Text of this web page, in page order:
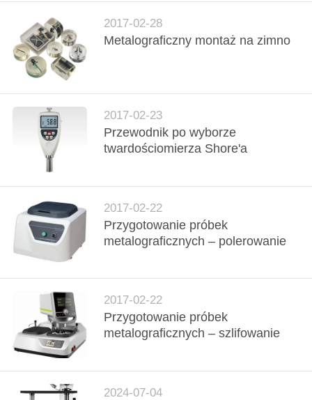
SITEMAP
PRIVACY
POLICY
2017-02-28
Metalograficzny montaż na zimno
2017-02-23
Przewodnik po wyborze
twardościomierza Shore'a
2017-02-22
Przygotowanie próbek
metalograficznych – polerowanie
2017-02-22
Przygotowanie próbek
metalograficznych – szlifowanie
2024-07-04